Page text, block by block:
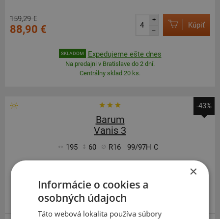
159,29 €
88,90 €
+
–
Kúpiť
SKLADOM Expedujeme ešte dnes
Na predajni v Bratislave do 2 dní.
Centrálny sklad 20 ks.
-43%
Barum
Vanis 3
195 60 R16 99/97H C
×
Informácie o cookies a
osobných údajoch
Táto webová lokalita používa súbory